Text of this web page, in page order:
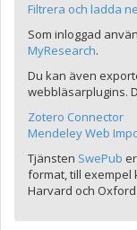
Filtrera och ladda
Som inloggad
MyResearch.
Du kan även
webbläsarplugins.
Zotero Connector
Mendeley Web
Tjänsten SwePub
format, till exempel
Harvard och Oxford